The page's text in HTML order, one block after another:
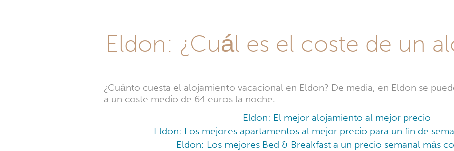
Eldon: ¿Cuál es el coste de un
¿Cuánto cuesta el alojamiento vacacional en Eldon? De media, en Eldon se
a un coste medio de 64 euros la noche.
Eldon: El mejor alojamiento al mejor precio
Eldon: Los mejores apartamentos al mejor precio para un fin de
Eldon: Los mejores Bed & Breakfast a un precio semanal más